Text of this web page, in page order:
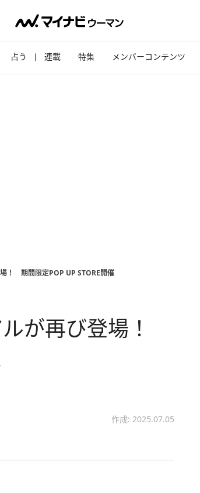
占う 連載 特集 メンバーコンテンツ
！ 期間限定POP UP STORE開催
ルが再び登場！
作成: 2025.07.05